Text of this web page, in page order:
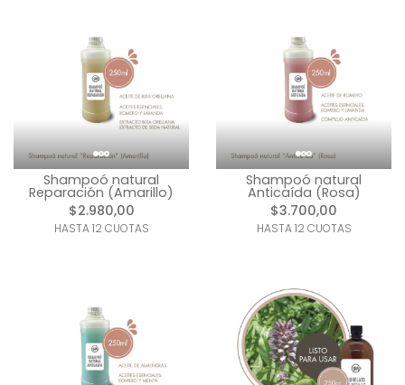
Shampoó natural
Reparación (Amarillo)
$2.980,00
HASTA 12 CUOTAS
Shampoó natural
Anticaída (Rosa)
$3.700,00
HASTA 12 CUOTAS